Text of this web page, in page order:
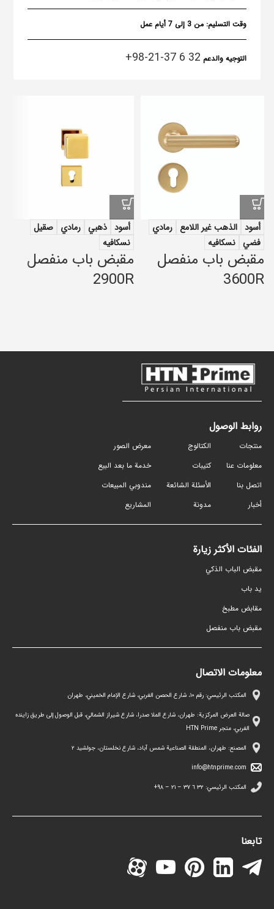
وقت التسليم: من 3 إلى 7 أيام عمل
التوجيه والدعم 32 6 37-21-98+
أسود الذهب غير اللامع رمادي
فضي نسكافيه
مقبض باب منفصل
3600R
أسود ذهبي رمادي صقيل
نسكافيه
مقبض باب منفصل
2900R
روابط الوصول
منتجات
معلومات عنا
اتصل بنا
أخبار
الكتالوج
كتيبات
الأسئلة الشائعة
مدونة
معرض الصور
خدمة ما بعد البيع
مندوبي المبيعات
المشاريع
الفئات الأكثر زيارة
مقبض الباب الذكي
ید باب
مقابض مطبخ
مقبض باب منفصل
معلومات الاتصال
المكتب الرئيسي: رقم ١٠، شارع الحصن الغربي، شارع الإمام الخميني، طهران
صالة العرض المركزية: طهران، شارع الملا صدرا، شارع شيراز الشمالي، قبل الوصول إلى طريق زاينده
الغربي، متجر HTN Prime
المصنع: طهران، المنطقة الصناعية شمس آباد، شارع نخلستان، جولشيد ۲
info@htnprime.com
المكتب الرئيسي: ٣٢ ٦ ٣٧ – ٢١ – ۹۸+
تابعنا